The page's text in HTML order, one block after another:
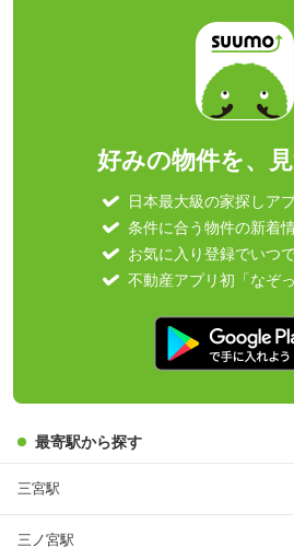
好みの物件を、
日本最大級の家探しア
条件に合う物件の新着
お気に入り登録でいつ
不動産アプリ初「なぞ
最寄駅から探す
三宮駅
三ノ宮駅